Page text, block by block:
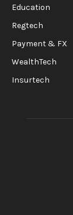
Education
Regtech
Payment & FX
WealthTech
Insurtech